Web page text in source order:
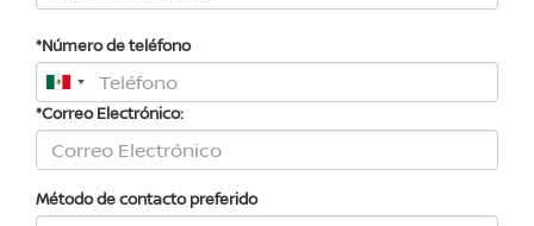
*Número de teléfono
*Correo Electrónico:
Método de contacto preferido